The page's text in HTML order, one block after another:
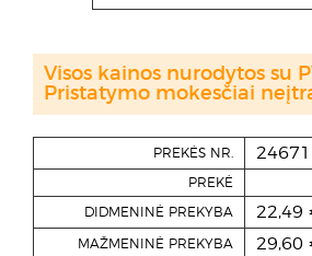
PREKĖS NR. 24671
PREKĖ
DIDMENINĖ PREKYBA 22,49
MAŽMENINĖ PREKYBA 29,60
Visos kainos nurodytos su
Pristatymo mokesčiai